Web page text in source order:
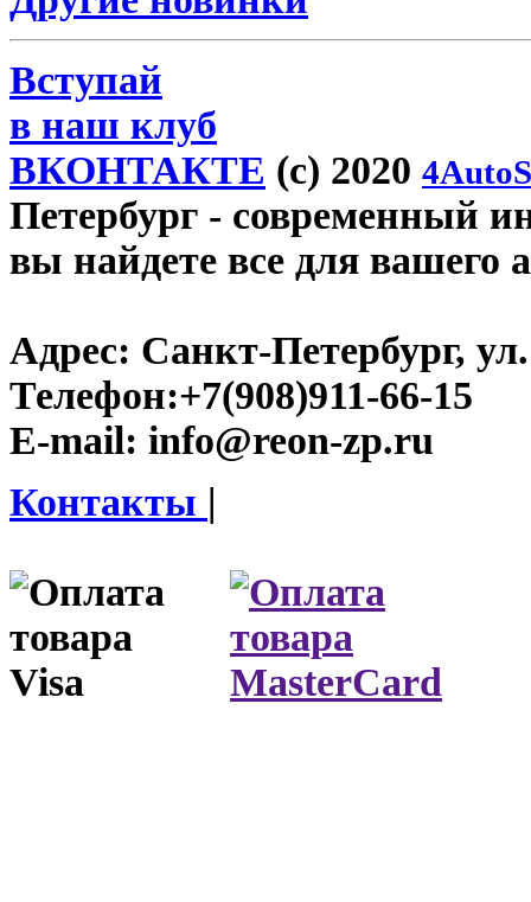
Вступай
в наш клуб
ВКОНТАКТЕ (c) 2020
Петербург - современный
вы найдете все для вашего
Адрес: Санкт-Петербург,
Телефон:+7(908)911-66-15
E-mail: info@reon-zp.ru
Контакты